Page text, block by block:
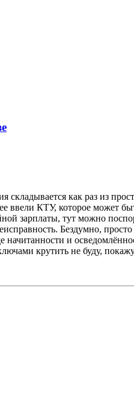
складывается как раз из
ввели КТУ, которое может
зарплаты, тут можно
Бездумно,
начитанности и
крутить не буду,